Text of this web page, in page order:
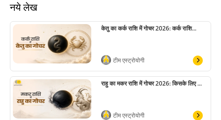
नये लेख
केतु का कर्क राशि में गोचर 2026: कर्क राशि...
टीम एस्ट्रोयोगी
राहु का मकर राशि में गोचर 2026: किसके लिए ...
टीम एस्ट्रोयोगी